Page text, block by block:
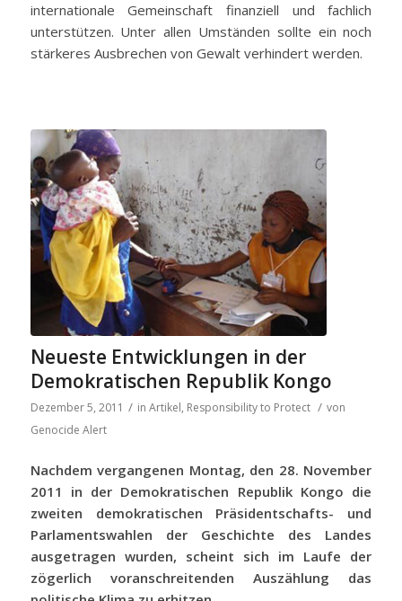
internationale Gemeinschaft finanziell und fachlich
unterstützen. Unter allen Umständen sollte ein noch
stärkeres Ausbrechen von Gewalt verhindert werden.
Neueste Entwicklungen in der
Demokratischen Republik Kongo
Dezember 5, 2011 / in Artikel, Responsibility to Protect / von
Genocide Alert
Nachdem vergangenen Montag, den 28. November
2011 in der Demokratischen Republik Kongo die
zweiten demokratischen Präsidentschafts- und
Parlamentswahlen der Geschichte des Landes
ausgetragen wurden, scheint sich im Laufe der
zögerlich voranschreitenden Auszählung das